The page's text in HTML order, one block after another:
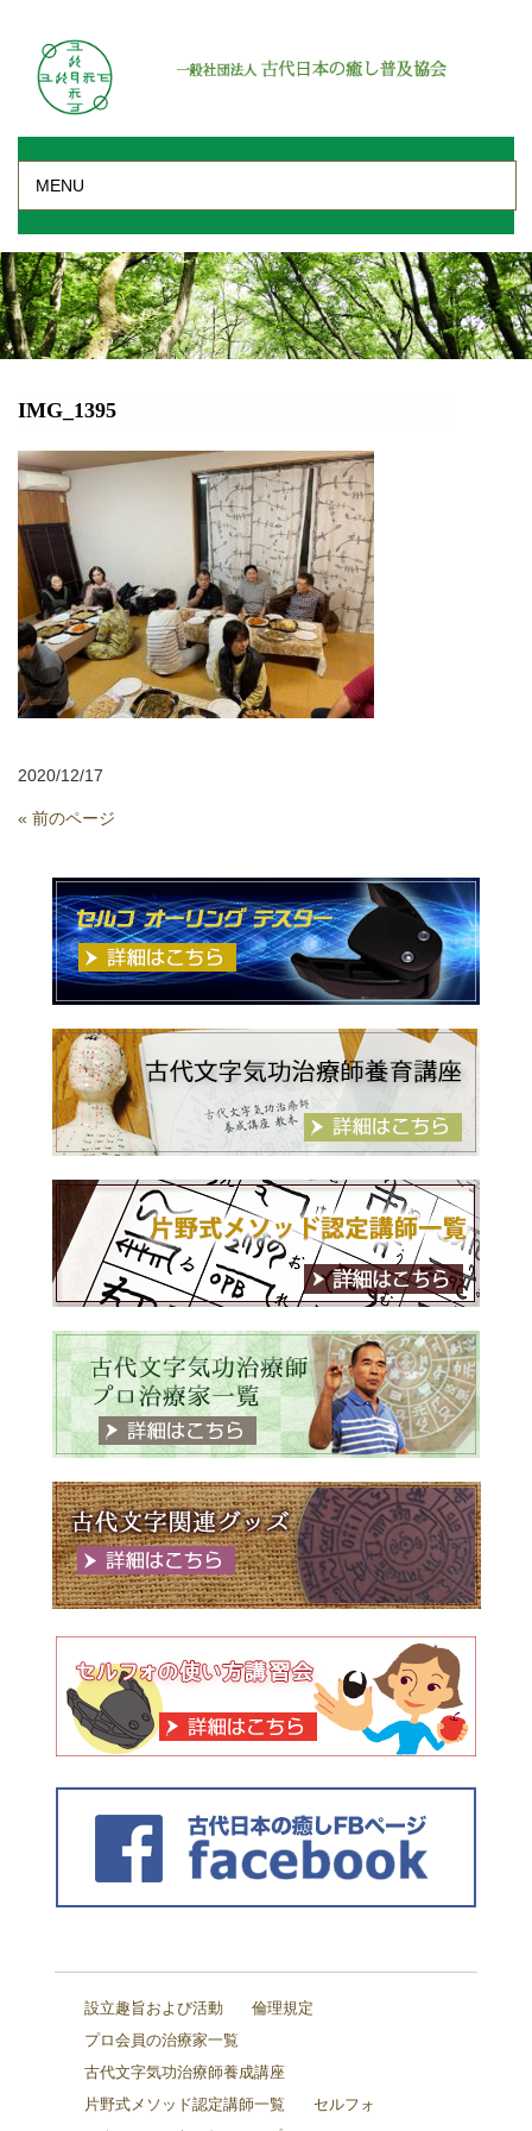
MENU
IMG_1395
2020/12/17
« 前のページ
設立趣旨および活動
倫理規定
プロ会員の治療家一覧
古代文字気功治療師養成講座
片野式メソッド認定講師一覧
セルフォ